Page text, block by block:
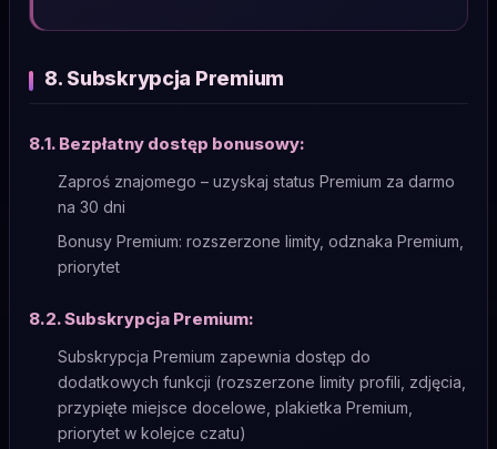
8. Subskrypcja Premium
8.1. Bezpłatny dostęp bonusowy:
Zaproś znajomego – uzyskaj status Premium za darmo
na 30 dni
Bonusy Premium: rozszerzone limity, odznaka Premium,
priorytet
8.2. Subskrypcja Premium:
Subskrypcja Premium zapewnia dostęp do
dodatkowych funkcji (rozszerzone limity profili, zdjęcia,
przypięte miejsce docelowe, plakietka Premium,
priorytet w kolejce czatu)